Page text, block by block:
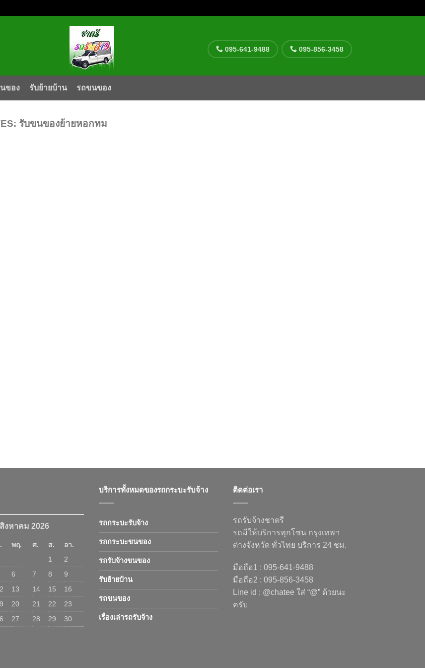
095-641-9488 095-856-3458
ของ รับย้ายบ้าน รถขนของ
รับขนของย้ายหอกทม
สิงหาคม 2026
พฤ. ศ. ส.
อา.
1
2
6 7 8
9
13 14 15
16
20 21 22
23
27 28 29
30
บริการทั้งหมดของรถกระบะรับจ้าง
รถกระบะรับจ้าง
รถกระบะขนของ
รถรับจ้างขนของ
รับย้ายบ้าน
รถขนของ
เรื่องเล่ารถรับจ้าง
ติดต่อเรา
รถรับจ้างชาตรี
รถมีให้บริการทุกโซน กรุงเทพฯ
ต่างจังหวัด ทั่วไทย บริการ 24 ชม.
มือถือ1 : 095-641-9488
มือถือ2 : 095-856-3458
Line id : @chatee ใส่ “@” ด้วยนะ
ครับ